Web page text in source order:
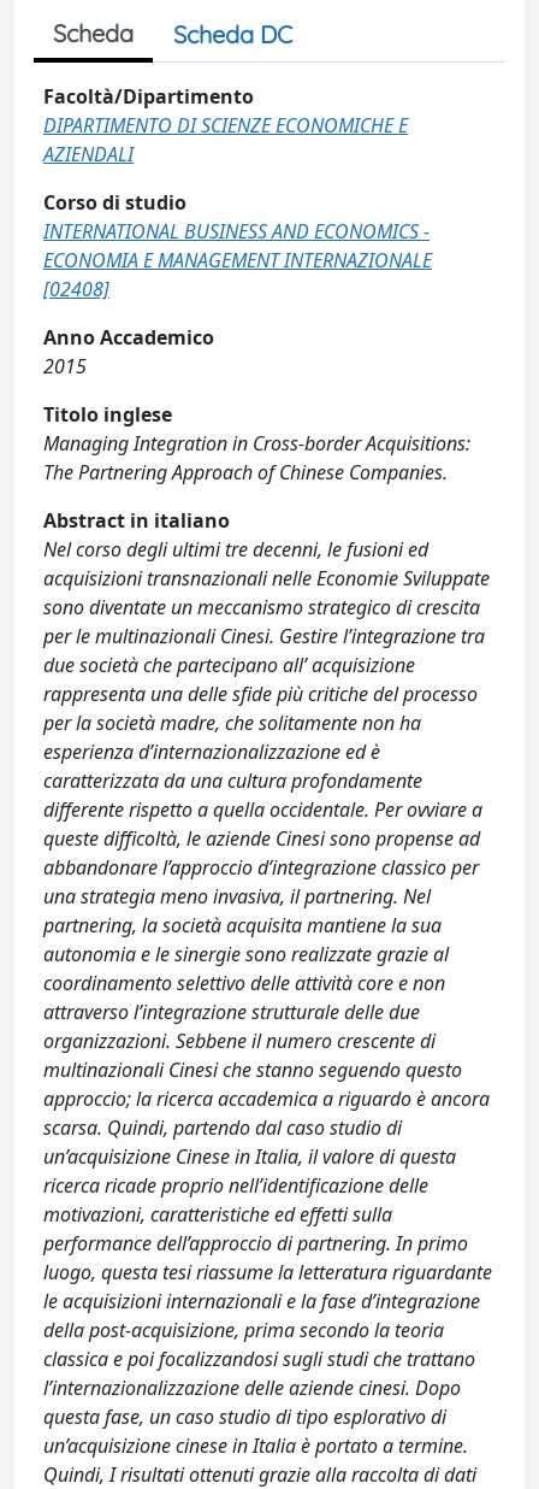
Scheda Scheda DC
Facoltà/Dipartimento
DIPARTIMENTO DI SCIENZE ECONOMICHE E
AZIENDALI
Corso di studio
INTERNATIONAL BUSINESS AND ECONOMICS -
ECONOMIA E MANAGEMENT INTERNAZIONALE
[02408]
Anno Accademico
2015
Titolo inglese
Managing Integration in Cross-border Acquisitions:
The Partnering Approach of Chinese Companies.
Abstract in italiano
Nel corso degli ultimi tre decenni, le fusioni ed
acquisizioni transnazionali nelle Economie Sviluppate
sono diventate un meccanismo strategico di crescita
per le multinazionali Cinesi. Gestire l’integrazione tra
due società che partecipano all’ acquisizione
rappresenta una delle sfide più critiche del processo
per la società madre, che solitamente non ha
esperienza d’internazionalizzazione ed è
caratterizzata da una cultura profondamente
differente rispetto a quella occidentale. Per ovviare a
queste difficoltà, le aziende Cinesi sono propense ad
abbandonare l’approccio d’integrazione classico per
una strategia meno invasiva, il partnering. Nel
partnering, la società acquisita mantiene la sua
autonomia e le sinergie sono realizzate grazie al
coordinamento selettivo delle attività core e non
attraverso l’integrazione strutturale delle due
organizzazioni. Sebbene il numero crescente di
multinazionali Cinesi che stanno seguendo questo
approccio; la ricerca accademica a riguardo è ancora
scarsa. Quindi, partendo dal caso studio di
un’acquisizione Cinese in Italia, il valore di questa
ricerca ricade proprio nell’identificazione delle
motivazioni, caratteristiche ed effetti sulla
performance dell’approccio di partnering. In primo
luogo, questa tesi riassume la letteratura riguardante
le acquisizioni internazionali e la fase d’integrazione
della post-acquisizione, prima secondo la teoria
classica e poi focalizzandosi sugli studi che trattano
l’internazionalizzazione delle aziende cinesi. Dopo
questa fase, un caso studio di tipo esplorativo di
un’acquisizione cinese in Italia è portato a termine.
Quindi, I risultati ottenuti grazie alla raccolta di dati